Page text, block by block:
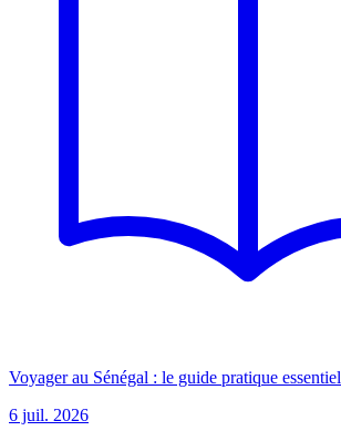
Voyager au Sénégal : le guide pratique essentiel
6 juil. 2026